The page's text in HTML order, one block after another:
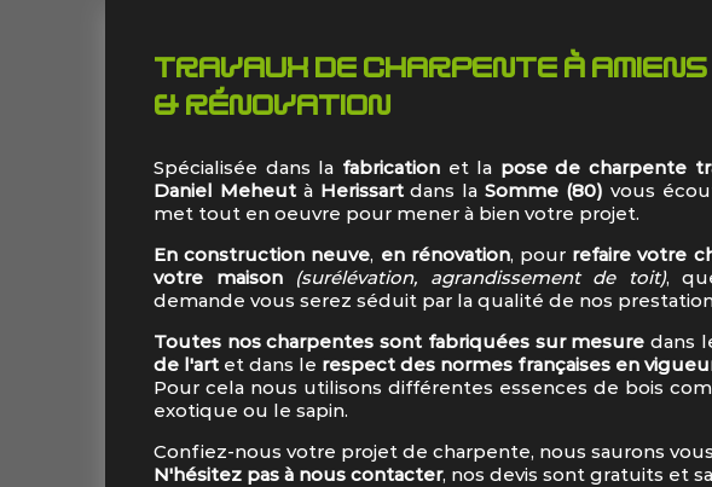
TRAVAUX DE CHARPENTE À
& RÉNOVATION
Spécialisée dans la fabricationet la pose de charpente
Daniel Meheutà Herissartdans laSomme (80) vous
met tout en oeuvre pour mener à bien votre projet.
En construction neuve, en rénovation, pour refaire votre
votre maison
(surélévation, agrandissement de toit),
demande vous serez séduit par la qualité de nos
Toutes nos charpentes sont fabriquées sur mesure dans
de l'art et dans le respect des normes françaises en
Pour cela nous utilisons différentes essences de bois
exotique ou le sapin.
Confiez-nous votre projet de charpente, nous saurons
N'hésitez pas à nous contacter, nos devis sont gratuits et